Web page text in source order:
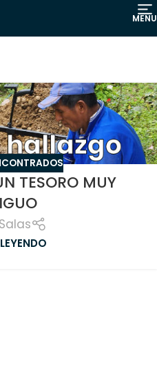
MENU
TESORO MUY